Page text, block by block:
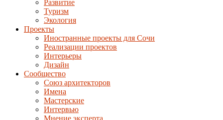
Развитие
Туризм
Экология
Проекты
Иностранные проекты для Сочи
Реализации проектов
Интерьеры
Дизайн
Сообщество
Союз архитекторов
Имена
Мастерские
Интервью
Мнение эксперта